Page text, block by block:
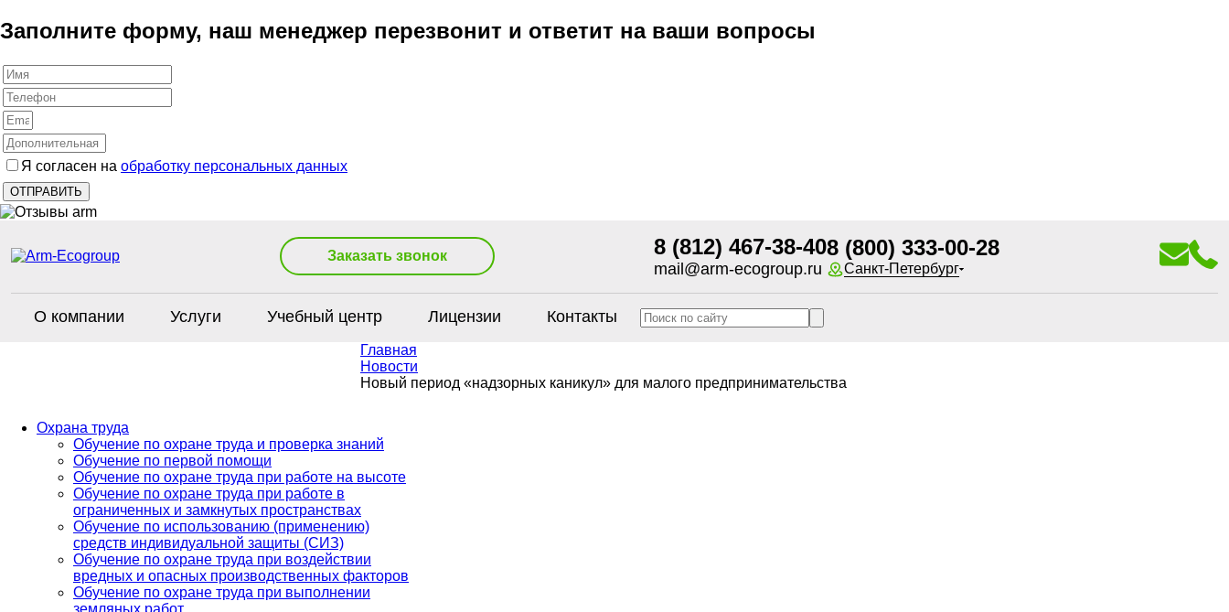
Заполните форму, наш менеджер перезвонит и ответит на ваши вопросы
Я согласен на обработку персональных данных
Заказать звонок 8 (812) 467-38-40
mail@arm-ecogroup.ru
8 (800) 333-00-28
Санкт-Петербург
О компании Услуги Учебный центр Лицензии Контакты
Главная
Новости
Новый период «надзорных каникул» для малого предпринимательства
Охрана труда
Обучение по охране труда и проверка знаний
Обучение по первой помощи
Обучение по охране труда при работе на высоте
Обучение по охране труда при работе в
ограниченных и замкнутых пространствах
Обучение по использованию (применению)
средств индивидуальной защиты (СИЗ)
Обучение по охране труда при воздействии
вредных и опасных производственных факторов
Обучение по охране труда при выполнении
земляных работ